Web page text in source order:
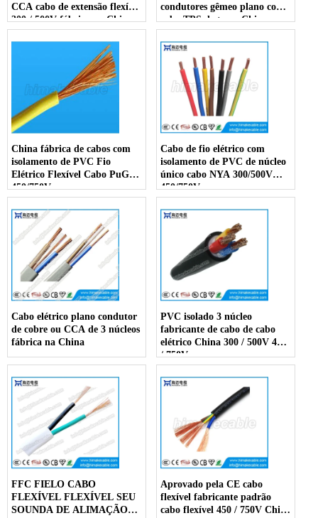
CCA cabo de extensão flexível
300 / 500V fábrica na China
condutores gêmeo plano com
cabo TPS de terra China
fábrica
China fábrica de cabos com
isolamento de PVC Fio
Elétrico Flexível Cabo PuGV
450/750V
Cabo de fio elétrico com
isolamento de PVC de núcleo
único cabo NYA 300/500V
450/750V
Cabo elétrico plano condutor
de cobre ou CCA de 3 núcleos
fábrica na China
PVC isolado 3 núcleo
fabricante de cabo de cabo
elétrico China 300 / 500V 450
/ 750V
FFC FIELO CABO
FLEXÍVEL FLEXÍVEL SEU
SOUNDA DE ALIMAÇÃO
Aprovado pela CE cabo
flexível fabricante padrão
cabo flexível 450 / 750V China